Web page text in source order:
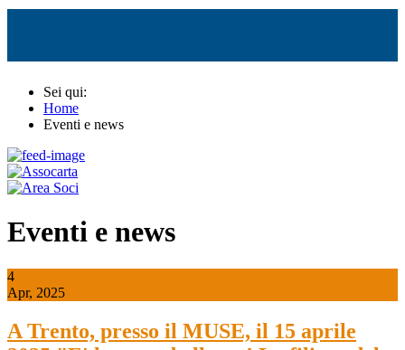
Sei qui:
Home
Eventi e news
Eventi e news
4
Apr, 2025
A Trento, presso il MUSE, il 15 aprile